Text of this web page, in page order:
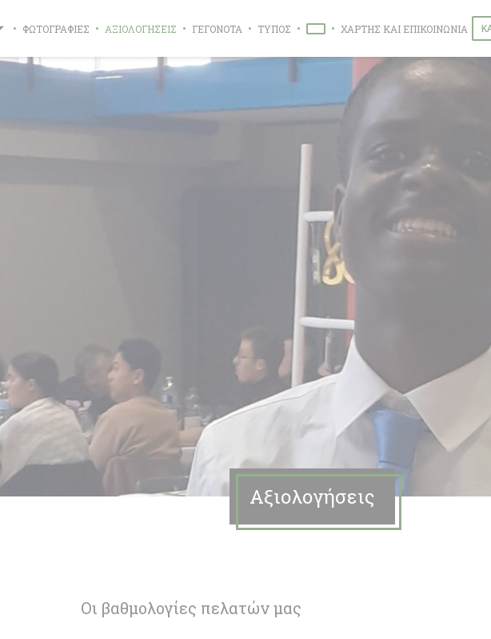
ΦΩΤΟΓΡΑΦΊΕΣ ΑΞΙΟΛΟΓΉΣΕΙΣ ΓΕΓΟΝΌΤΑ ΤΎΠΟΣ ((ΑΝΟΊΓΕΙ ΣΕ ΝΈΟ ΠΑΡΆΘΥΡΟ))
ΧΆΡΤΗΣ ΚΑΙ ΕΠΙΚΟΙΝΩΝΊΑ
Αξιολογήσεις
Οι βαθμολογίες πελατών μας